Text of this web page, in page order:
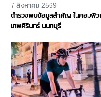
7 สิงหาคม 2569
ตำรวจพบข้อมูลสำคัญ ในคอมพิวเ
เทพศิรินทร์ นนทบุรี